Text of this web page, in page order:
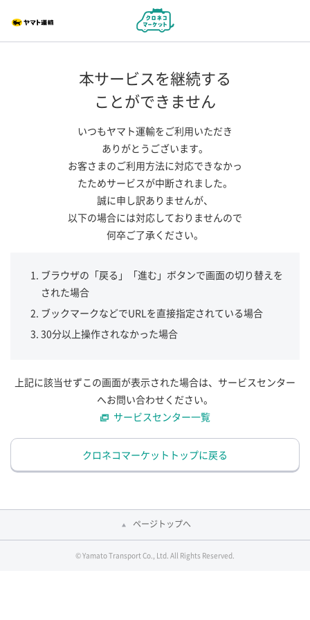
本サービスを継続する
ことができません
いつもヤマト運輸をご利用いただき
ありがとうございます。
お客さまのご利用方法に対応できなかっ
たためサービスが中断されました。
誠に申し訳ありませんが、
以下の場合には対応しておりませんので
何卒ご了承ください。
ブラウザの「戻る」「進む」ボタンで画面の切り替えを
された場合
ブックマークなどでURLを直接指定されている場合
30分以上操作されなかった場合
上記に該当せずこの画面が表示された場合は、サービスセンター
へお問い合わせください。
サービスセンター一覧
クロネコマーケットトップに戻る
ページトップへ
© Yamato Transport Co., Ltd. All Rights Reserved.